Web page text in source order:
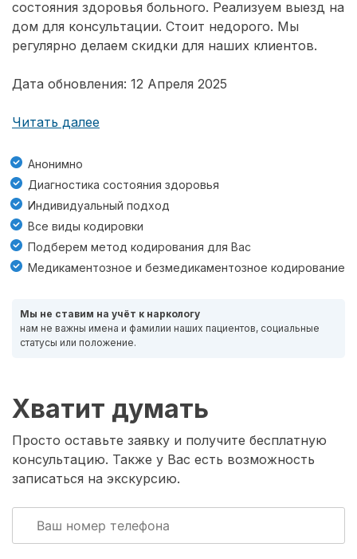
состояния здоровья больного. Реализуем выезд на
дом для консультации. Стоит недорого. Мы
регулярно делаем скидки для наших клиентов.
Дата обновления: 12 Апреля 2025
Читать далее
Анонимно
Диагностика состояния здоровья
Индивидуальный подход
Все виды кодировки
Подберем метод кодирования для Вас
Медикаментозное и безмедикаментозное кодирование
Мы не ставим на учёт к наркологу
нам не важны имена и фамилии наших пациентов, социальные
статусы или положение.
Хватит думать
Просто оставьте заявку и получите бесплатную
консультацию. Также у Вас есть возможность
записаться на экскурсию.